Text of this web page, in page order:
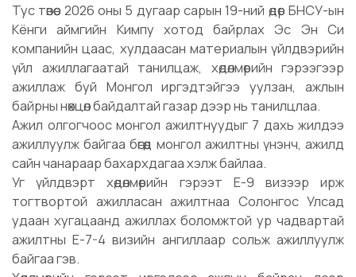
Тус төвөөс 2026 оны 5 дугаар сарын 19-ний өдөр БНСУ-ын
Кёнги аймгийн Кимпу хотод байрлах Эс Эн Си
компанийн цаас, хулдаасан материалын үйлдвэрийн
үйл ажиллагаатай танилцаж, хөдөлмөрийн гэрээгээр
ажиллаж буй Монгол иргэдтэйгээ уулзан, ажлын
байрны нөхцөл байдалтай газар дээр нь танилцлаа.
Ажил олгогчоос монгол ажилтнуудыг 7 дахь жилдээ
ажиллуулж байгаа бөгөөд монгол ажилтны үнэнч, ажилд
сайн чанараар бахархдагаа хэлж байлаа.
Уг үйлдвэрт хөдөлмөрийн гэрээт E-9 визээр ирж
тогтвортой ажилласан ажилтнаа Солонгос Улсад
удаан хугацаанд ажиллах боломжтой ур чадвартай
ажилтны E-7-4 визийн ангиллаар сольж ажиллуулж
байгаа гэв.